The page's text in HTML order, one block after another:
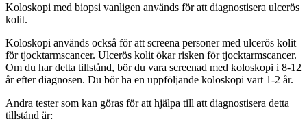
Koloskopi med biopsi vanligen används för att diagnostisera ulcerös
kolit.
Koloskopi används också för att screena personer med ulcerös kolit
för tjocktarmscancer. Ulcerös kolit ökar risken för tjocktarmscancer.
Om du har detta tillstånd, bör du vara screenad med koloskopi i 8-12
år efter diagnosen. Du bör ha en uppföljande koloskopi vart 1-2 år.
Andra tester som kan göras för att hjälpa till att diagnostisera detta
tillstånd är: